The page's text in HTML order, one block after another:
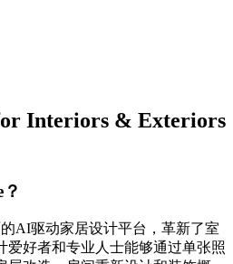
Interiors & Exteriors
的AI驱动家居设计平台，革新了室
爱好者和专业人士能够通过单张照